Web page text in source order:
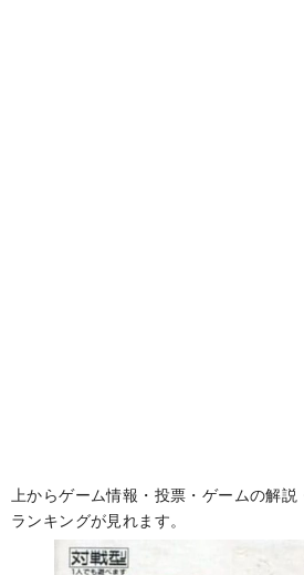
上からゲーム情報・投票・ゲームの解
ランキングが見れます。